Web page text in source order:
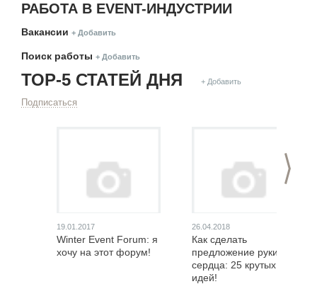
РАБОТА В EVENT-ИНДУСТРИИ
Вакансии + Добавить
Поиск работы + Добавить
ТОР-5 СТАТЕЙ ДНЯ + Добавить
Подписаться
>
19.01.2017
Winter Event Forum: я
хочу на этот форум!
26.04.2018
Как сделать
предложение руки и
сердца: 25 крутых
идей!